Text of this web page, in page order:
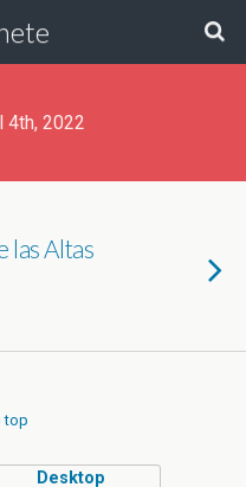
4th, 2022
las Altas
top
Desktop